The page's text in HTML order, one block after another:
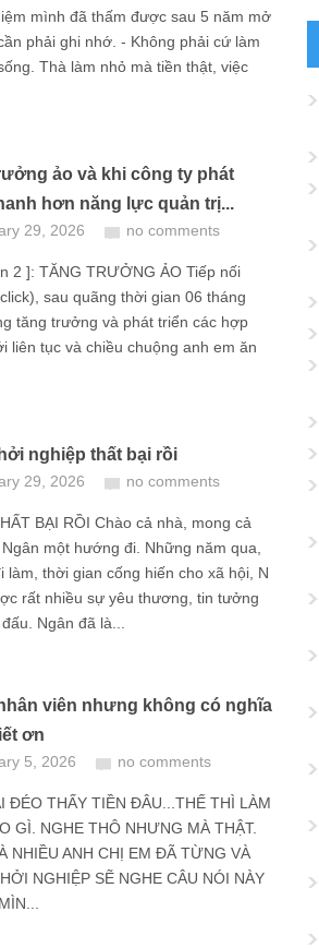
mình đã thấm được sau 5 năm mở
phải ghi nhớ. - Không phải cứ làm
Thà làm nhỏ mà tiền thật, việc
ảo và khi công ty phát
hơn năng lực quản trị...
29, 2026 no comments
2 ]: TĂNG TRƯỞNG ẢO Tiếp nối
sau quãng thời gian 06 tháng
tăng trưởng và phát triển các hợp
liên tục và chiều chuộng anh em ăn
nghiệp thất bại rồi
29, 2026 no comments
BẠI RỒI Chào cả nhà, mong cả
một hướng đi. Những năm qua,
làm, thời gian cống hiến cho xã hội, N
rất nhiều sự yêu thương, tin tưởng
Ngân đã là...
viên nhưng không có nghĩa
ơn
5, 2026 no comments
ĐÉO THẤY TIỀN ĐÂU...THẾ THÌ LÀM
GÌ. NGHE THÔ NHƯNG MÀ THẬT.
NHIỀU ANH CHỊ EM ĐÃ TỪNG VÀ
NGHIỆP SẼ NGHE CÂU NÓI NÀY